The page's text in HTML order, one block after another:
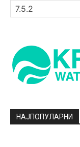
НАЈПОПУЛАРНИ